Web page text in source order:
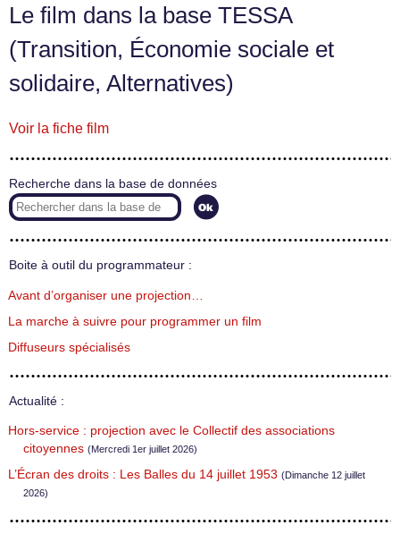
Le film dans la base TESSA
(Transition, Économie sociale et
solidaire, Alternatives)
Voir la fiche film
Recherche dans la base de données
Boite à outil du programmateur :
Avant d’organiser une projection…
La marche à suivre pour programmer un film
Diffuseurs spécialisés
Actualité :
Hors-service : projection avec le Collectif des associations
citoyennes (Mercredi 1er juillet 2026)
L’Écran des droits : Les Balles du 14 juillet 1953 (Dimanche 12 juillet
2026)